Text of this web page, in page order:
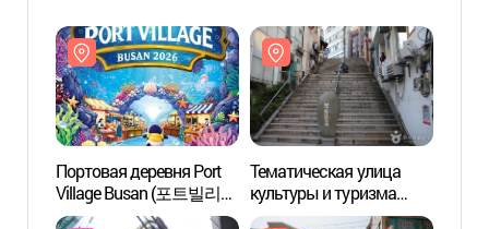
Портовая деревня Port
Village Busan (포트빌리지
부산)
Тематическая улица
культуры и туризма
"Лестница из 40